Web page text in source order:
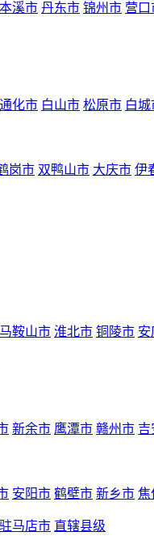
本溪市 丹东市 锦州市 营口
通化市 白山市 松原市 白城
岗市 双鸭山市 大庆市 伊
马鞍山市 淮北市 铜陵市 安
新余市 鹰潭市 赣州市 吉
安阳市 鹤壁市 新乡市 焦
驻马店市 直辖县级